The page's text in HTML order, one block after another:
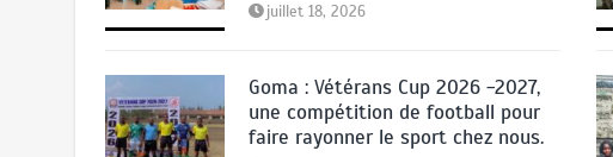
juillet 18, 2026
Goma : Vétérans Cup 2026 -2027,
une compétition de football pour
faire rayonner le sport chez nous.